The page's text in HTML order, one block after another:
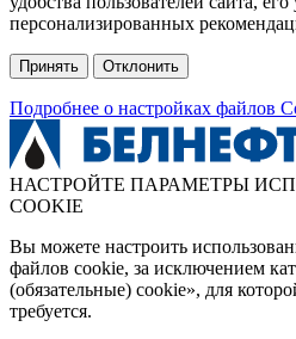
персонализированных
Принять Отклонить
Подробнее о настройках файлов
НАСТРОЙТЕ ПАРАМЕТРЫ
COOKIE
Вы можете настроить
файлов cookie, за исключением
(обязательные) cookie», для
требуется.